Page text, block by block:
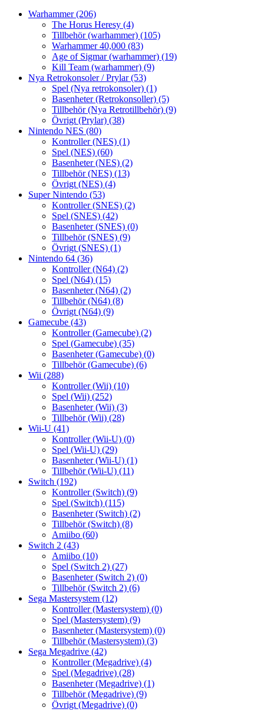
Warhammer(206)
The Horus Heresy (4)
Tillbehör (warhammer) (105)
Warhammer 40,000 (83)
Age of Sigmar (warhammer) (19)
Kill Team (warhammer) (9)
Nya Retrokonsoler / Prylar(53)
Spel (Nya retrokonsoler) (1)
Basenheter (Retrokonsoller) (5)
Tillbehör (Nya Retrotillbehör) (9)
Övrigt (Prylar) (38)
Nintendo NES (80)
Kontroller (NES) (1)
Spel (NES) (60)
Basenheter (NES) (2)
Tillbehör (NES) (13)
Övrigt (NES) (4)
Super Nintendo (53)
Kontroller (SNES) (2)
Spel (SNES) (42)
Basenheter (SNES) (0)
Tillbehör (SNES) (9)
Övrigt (SNES) (1)
Nintendo 64 (36)
Kontroller (N64) (2)
Spel (N64) (15)
Basenheter (N64) (2)
Tillbehör (N64) (8)
Övrigt (N64) (9)
Gamecube (43)
Kontroller (Gamecube) (2)
Spel (Gamecube) (35)
Basenheter (Gamecube) (0)
Tillbehör (Gamecube) (6)
Wii (288)
Kontroller (Wii) (10)
Spel (Wii) (252)
Basenheter (Wii) (3)
Tillbehör (Wii) (28)
Wii-U (41)
Kontroller (Wii-U) (0)
Spel (Wii-U) (29)
Basenheter (Wii-U) (1)
Tillbehör (Wii-U) (11)
Switch (192)
Kontroller (Switch) (9)
Spel (Switch) (115)
Basenheter (Switch) (2)
Tillbehör (Switch) (8)
Amiibo (60)
Switch 2 (43)
Amiibo (10)
Spel (Switch 2) (27)
Basenheter (Switch 2) (0)
Tillbehör (Switch 2) (6)
Sega Mastersystem (12)
Kontroller (Mastersystem) (0)
Spel (Mastersystem) (9)
Basenheter (Mastersystem) (0)
Tillbehör (Mastersystem) (3)
Sega Megadrive (42)
Kontroller (Megadrive) (4)
Spel (Megadrive) (28)
Basenheter (Megadrive) (1)
Tillbehör (Megadrive) (9)
Övrigt (Megadrive) (0)